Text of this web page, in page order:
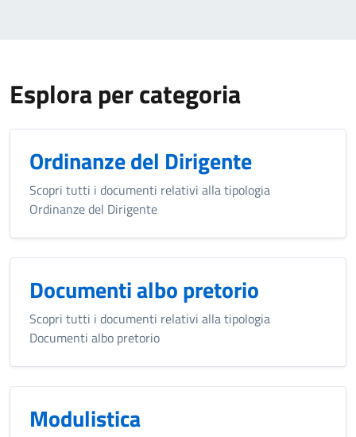
Esplora per categoria
Ordinanze del Dirigente
Scopri tutti i documenti relativi alla tipologia
Ordinanze del Dirigente
Documenti albo pretorio
Scopri tutti i documenti relativi alla tipologia
Documenti albo pretorio
Modulistica